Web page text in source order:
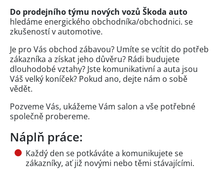
Do prodejního týmu nových vozů Škoda auto
hledáme energického obchodníka/obchodnici. se
zkušeností v automotive.
Je pro Vás obchod zábavou? Umíte se vcítit do potřeb
zákazníka a získat jeho důvěru? Rádi budujete
dlouhodobé vztahy? Jste komunikativní a auta jsou
Váš velký koníček? Pokud ano, dejte nám o sobě
vědět.
Pozveme Vás, ukážeme Vám salon a vše potřebné
společně probereme.
Náplň práce:
Každý den se potkáváte a komunikujete se
zákazníky, ať již novými nebo těmi stávajícími.